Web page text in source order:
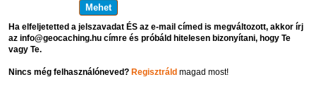
Ha elfeljetetted a jelszavadat ÉS az e-mail címed is megváltozott, akkor írj
az info@geocaching.hu címre és próbáld hitelesen bizonyítani, hogy Te
vagy Te.
Nincs még felhasználóneved? Regisztráldmagad most!